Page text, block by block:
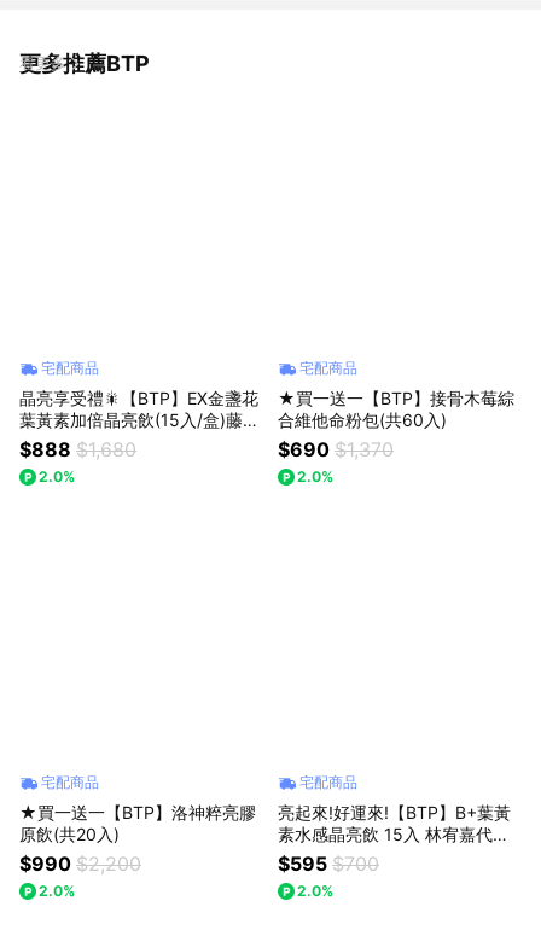
更多推薦BTP
看更多
宅配商品
晶亮享受禮🎇【BTP】EX金盞花
葉黃素加倍晶亮飲(15入/盒)藤黃
果享受輕鬆嚼(30入/盒)
$888 $1,680
2.0%
宅配商品
★買一送一【BTP】接骨木莓綜
合維他命粉包(共60入)
$690 $1,370
2.0%
宅配商品
★買一送一【BTP】洛神粹亮膠
原飲(共20入)
$990 $2,200
2.0%
宅配商品
亮起來!好運來!【BTP】B+葉黃
素水感晶亮飲 15入 林宥嘉代言
推薦
$595 $700
2.0%